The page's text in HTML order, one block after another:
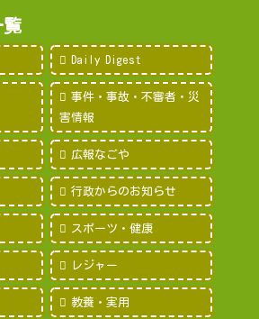
覧
Daily Digest
事件・事故・不審者・災
害情報
広報なごや
行政からのお知らせ
スポーツ・健康
レジャー
教養・実用